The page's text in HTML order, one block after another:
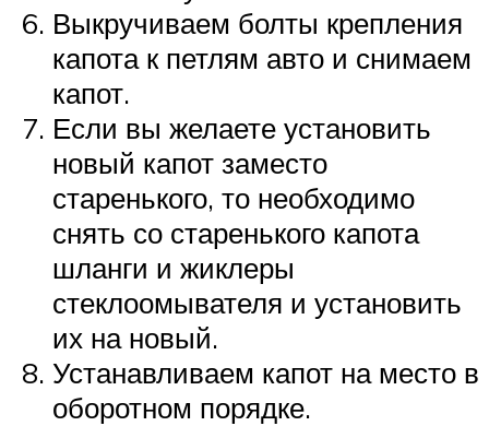
Выкручиваем болты крепления
капота к петлям авто и снимаем
капот.
Если вы желаете установить
новый капот заместо
старенького, то необходимо
снять со старенького капота
шланги и жиклеры
стеклоомывателя и установить
их на новый.
Устанавливаем капот на место в
оборотном порядке.